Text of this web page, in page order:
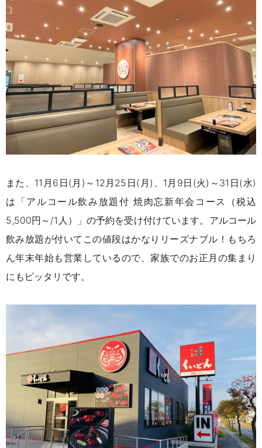
また、11月6日(月)～12月25日(月)、1月9日(火)～31日(水)
は「アルコール飲み放題付 焼肉忘新年会コース（税込
5,500円～/1人）」の予約を受け付けています。 アルコール
飲み放題が付いてこの値段はかなりリーズナブル！ もちろ
ん年末年始も営業しているので、家族でのお正月の集まり
にもピッタリです。